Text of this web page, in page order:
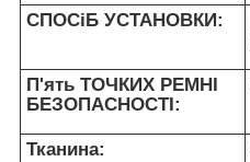
СПОСіБ УСТАНОВКИ:
П'ять ТОЧКИХ РЕМНІ
БЕЗОПАСНОСТІ:
Тканина: